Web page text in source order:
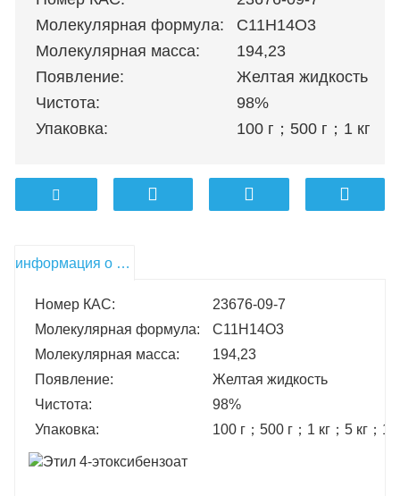
Молекулярная формула:
C11H14O3
Молекулярная масса:
194,23
Появление:
Желтая жидкость
Чистота:
98%
Упаковка:
100 г ； 500 г ； 1 кг
информация о продукте
Номер КАС:
23676-09-7
Молекулярная формула:
C11H14O3
Молекулярная масса:
194,23
Появление:
Желтая жидкость
Чистота:
98%
Упаковка:
100 г ； 500 г ； 1 кг ； 5 кг ； 10